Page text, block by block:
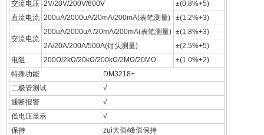
交流电压 2V/20V/200V/600V
±(0.8%+5)
直流电流 200uA/2000uA/20mA/200mA(表笔测量) ±(1.2%+3)
交流电流
200uA/2000uA /20mA/200mA(表笔测量) ±(1.8%+3)
2A/20A/200A/500A(钳头测量)
±(2.5%+5)
电阻
200Ω/2kΩ/20kΩ/200kΩ/2MΩ/20MΩ
±(1.0%+2)
特殊功能
DM3218+
二极管测试
√
通断报警
√
低电压显示
√
保持
zui大值/峰值保持